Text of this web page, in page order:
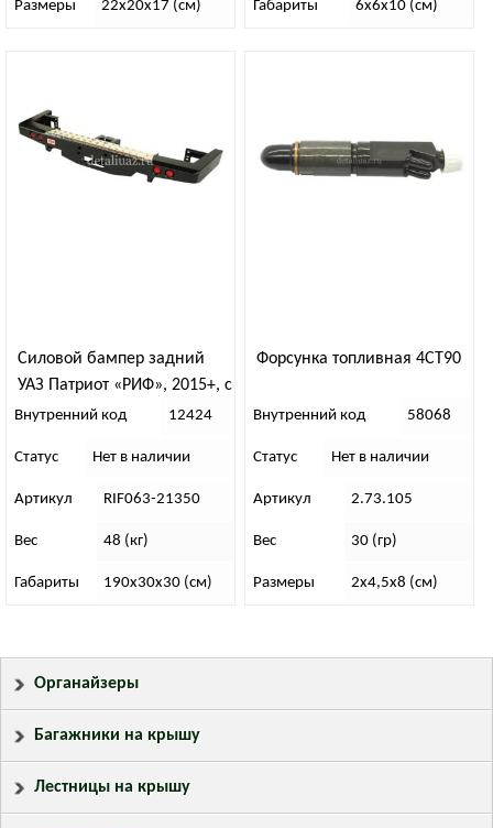
Размеры 22х20х17 (см) Габариты 6х6х10 (см)
Силовой бампер задний
УАЗ Патриот «РИФ», 2015+, с
площадкой под лебедку и
Внутренний код 12424
Статус Нет в наличии
Артикул RIF063-21350
Вес 48 (кг)
Габариты 190х30х30 (см)
Форсунка топливная 4СТ90
Внутренний код 58068
Статус Нет в наличии
Артикул 2.73.105
Вес 30 (гр)
Размеры 2х4,5х8 (см)
Органайзеры
Багажники на крышу
Лестницы на крышу